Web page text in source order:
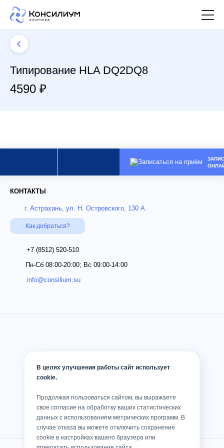
Типирование HLA DQ2DQ8
4590 ₽
КОНТАКТЫ
г. Астрахань, ул. Н. Островского, 130 А
Как добраться?
+7 (8512) 520-510
Пн-Сб 08:00-20:00; Вс 09:00-14:00
info@consilium.su
В целях улучшения работы сайт использует
cookie.
Продолжая пользоваться сайтом, вы выражаете
свое согласие на обработку ваших статистических
данных с использованием метрических программ. В
случае отказа вы можете отключить сохранение
cookie в настройках вашего браузера или